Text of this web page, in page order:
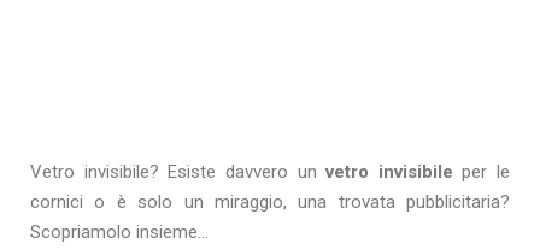
Vetro invisibile? Esiste davvero unvetro invisibile per le
cornici o è solo un miraggio, una trovata pubblicitaria?
Scopriamolo insieme…